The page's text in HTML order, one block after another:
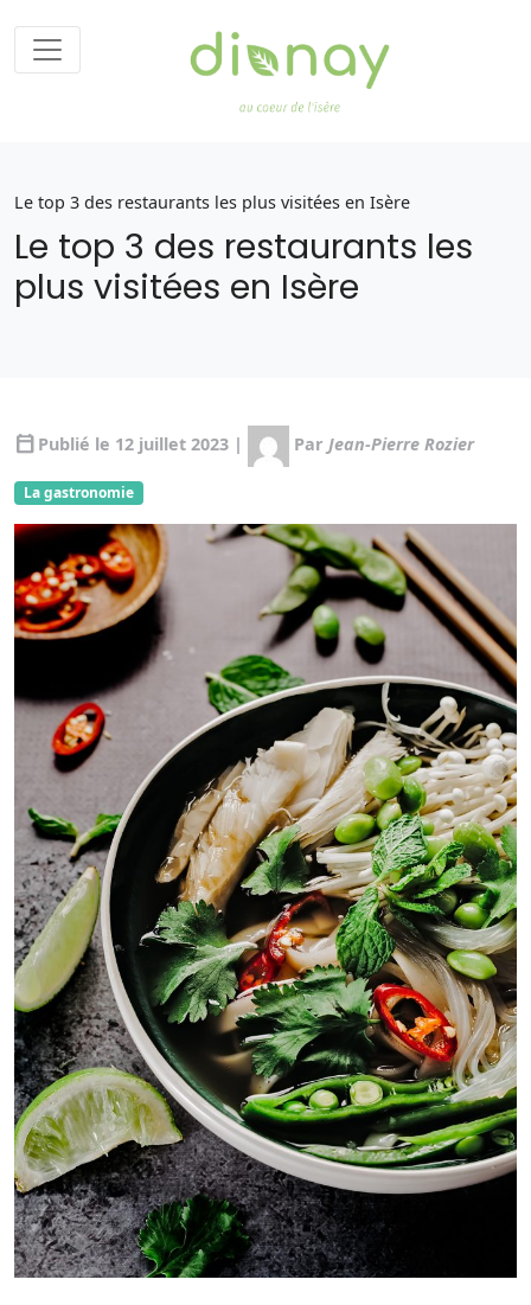
Le top 3 des restaurants les plus visitées en Isère
Le top 3 des restaurants les
plus visitées en Isère
calendar_today Publié le 12 juillet 2023 | Par Jean-Pierre Rozier
La gastronomie